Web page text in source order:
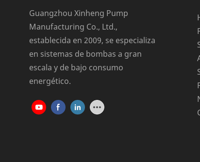
Guangzhou Xinheng Pump
Manufacturing Co., Ltd.,
establecida en 2009, se especializa
en sistemas de bombas a gran
escala y de bajo consumo
energético.